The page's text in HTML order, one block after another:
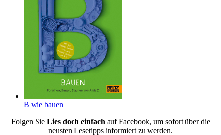
B wie bauen
Folgen Sie Lies doch einfach auf Facebook, um sofort über die
neusten Lesetipps informiert zu werden.